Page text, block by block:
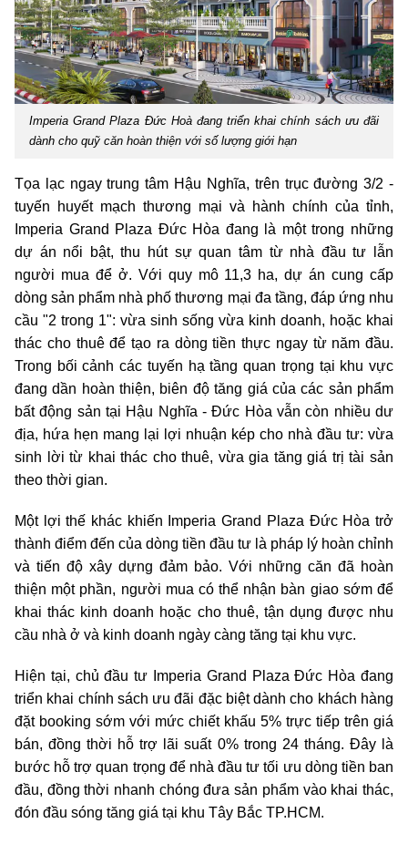
Imperia Grand Plaza Đức Hoà đang triển khai chính sách ưu đãi
dành cho quỹ căn hoàn thiện với số lượng giới hạn
Tọa lạc ngay trung tâm Hậu Nghĩa, trên trục đường 3/2 -
tuyến huyết mạch thương mại và hành chính của tỉnh,
Imperia Grand Plaza Đức Hòa đang là một trong những
dự án nổi bật, thu hút sự quan tâm từ nhà đầu tư lẫn
người mua để ở. Với quy mô 11,3 ha, dự án cung cấp
dòng sản phẩm nhà phố thương mại đa tầng, đáp ứng nhu
cầu "2 trong 1": vừa sinh sống vừa kinh doanh, hoặc khai
thác cho thuê để tạo ra dòng tiền thực ngay từ năm đầu.
Trong bối cảnh các tuyến hạ tầng quan trọng tại khu vực
đang dần hoàn thiện, biên độ tăng giá của các sản phẩm
bất động sản tại Hậu Nghĩa - Đức Hòa vẫn còn nhiều dư
địa, hứa hẹn mang lại lợi nhuận kép cho nhà đầu tư: vừa
sinh lời từ khai thác cho thuê, vừa gia tăng giá trị tài sản
theo thời gian.
Một lợi thế khác khiến Imperia Grand Plaza Đức Hòa trở
thành điểm đến của dòng tiền đầu tư là pháp lý hoàn chỉnh
và tiến độ xây dựng đảm bảo. Với những căn đã hoàn
thiện một phần, người mua có thể nhận bàn giao sớm để
khai thác kinh doanh hoặc cho thuê, tận dụng được nhu
cầu nhà ở và kinh doanh ngày càng tăng tại khu vực.
Hiện tại, chủ đầu tư Imperia Grand Plaza Đức Hòa đang
triển khai chính sách ưu đãi đặc biệt dành cho khách hàng
đặt booking sớm với mức chiết khấu 5% trực tiếp trên giá
bán, đồng thời hỗ trợ lãi suất 0% trong 24 tháng. Đây là
bước hỗ trợ quan trọng để nhà đầu tư tối ưu dòng tiền ban
đầu, đồng thời nhanh chóng đưa sản phẩm vào khai thác,
đón đầu sóng tăng giá tại khu Tây Bắc TP.HCM.